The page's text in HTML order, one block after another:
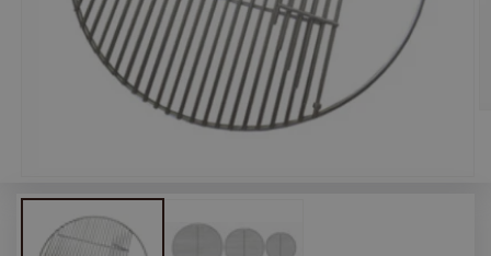
1
Modal
öffnen